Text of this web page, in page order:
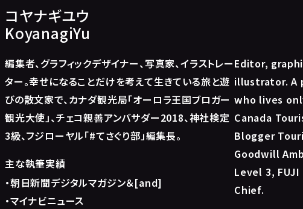
コヤナギユウ
KoyanagiYu
編集者、グラフィックデザイナー、写真家、イラストレー
ター。幸せになることだけを考えて生きている旅と遊
びの散文家で、カナダ観光局「オーロラ王国ブロガー
観光大使」、チェコ親善アンバサダー2018、神社検定
3級、フジローヤル「#てさぐり部」編集長。
主な執筆実績
・朝日新聞デジタルマガジン＆[and]
・マイナビニュース
Editor,
illustrator. A
who lives
Canada
Blogger
Goodwill
Level 3,
Chief.